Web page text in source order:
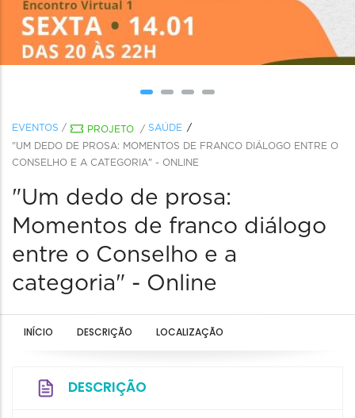
EVENTOS / PROJETO / SAÚDE
"UM DEDO DE PROSA: MOMENTOS DE FRANCO DIÁLOGO ENTRE O
CONSELHO E A CATEGORIA" - ONLINE
"Um dedo de prosa:
Momentos de franco diálogo
entre o Conselho e a
categoria" - Online
INÍCIO DESCRIÇÃO LOCALIZAÇÃO
DESCRIÇÃO